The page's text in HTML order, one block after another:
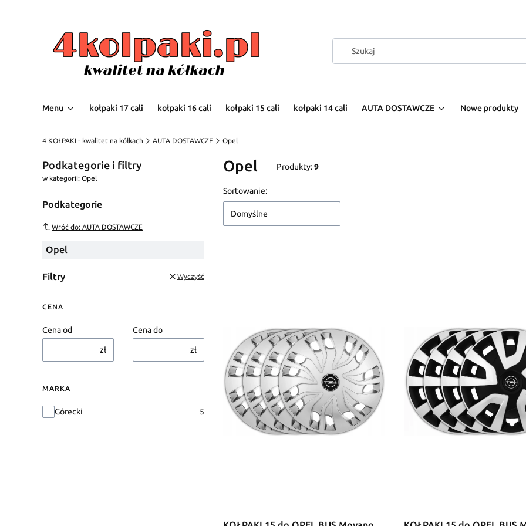
Menu kołpaki 17 cali kołpaki 16 cali kołpaki 15 cali kołpaki 14 cali AUTA DOSTAWCZE Nowe produkty
4 KOŁPAKI - kwalitet na kółkach AUTA DOSTAWCZE Opel
Podkategorie i filtry
w kategorii: Opel
Podkategorie
Wróć do: AUTA DOSTAWCZE
Opel
Filtry Wyczyść
CENA
Cena od
zł
Cena do
zł
MARKA
MarkaGórecki 5
Opel Produkty:9
Lista produktów
Sortowanie:
Domyślne